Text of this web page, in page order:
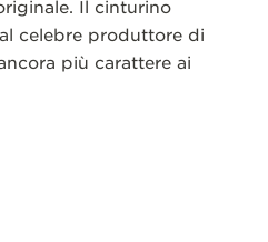
Il cinturino
celebre produttore di
più carattere ai